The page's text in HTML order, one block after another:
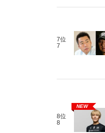
7位
7
8位
8
NEW